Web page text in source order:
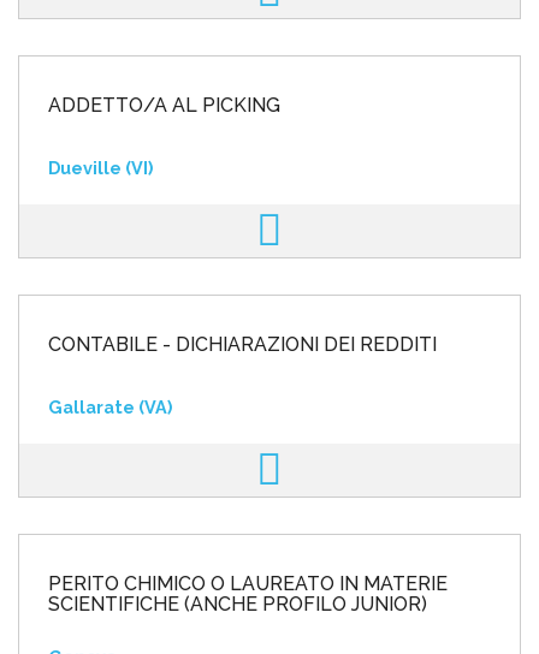
ADDETTO/A AL PICKING
Dueville (VI)
CONTABILE - DICHIARAZIONI DEI REDDITI
Gallarate (VA)
PERITO CHIMICO O LAUREATO IN MATERIE
SCIENTIFICHE (ANCHE PROFILO JUNIOR)